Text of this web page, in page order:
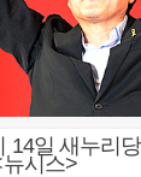
일 새누리
시스>